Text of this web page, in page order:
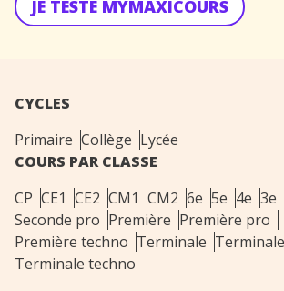
JE TESTE MYMAXICOURS
CYCLES
Primaire Collège Lycée
COURS PAR CLASSE
CP CE1 CE2 CM1 CM2 6e 5e 4e 3e
Seconde pro Première Première pro
Première techno Terminale
Terminale techno